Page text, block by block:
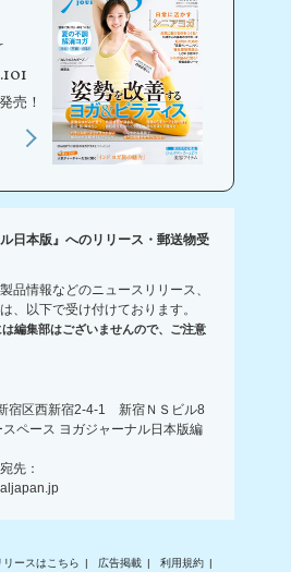
売！
日本版』へのリリース・郵送物受
品情報などのニュースリリース、
、以下で受け付けております。
編集部はございませんので、ご注意
宿区西新宿2-4-1 新宿ＮＳビル8
ペース ヨガジャーナル日本版編
先：
リースはこちら 広告掲載 利用規約